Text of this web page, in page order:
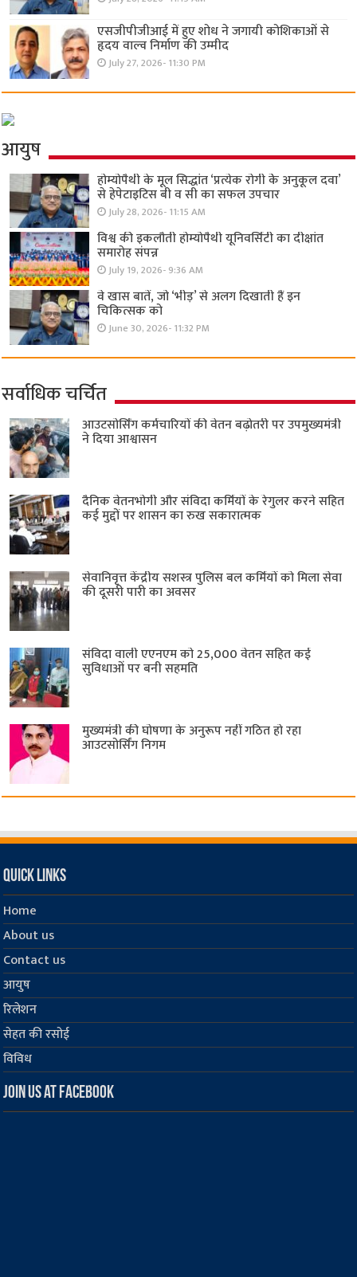
एसजीपीजीआई में हुए शोध ने जगायी कोशिकाओं से
हृदय वाल्व निर्माण की उम्मीद
July 27, 2026- 11:30 PM
आयुष
होम्योपैथी के मूल सिद्धांत ‘प्रत्येक रोगी केे अनुकूल दवा’
से हेपेटाइटिस बी व सी का सफल उपचार
July 28, 2026- 11:15 AM
विश्व की इकलौती होम्योपैथी यूनिवर्सिटी का दीक्षांत
समारोह संपन्न
July 19, 2026- 9:36 AM
वे खास बातें, जो ‘भीड़’ से अलग दिखाती हैं इन
चिकित्सक को
June 30, 2026- 11:32 PM
सर्वाधिक चर्चित
आउटसोर्सिंग कर्मचारियों की वेतन बढ़ोतरी पर उपमुख्यमंत्री
ने दिया आश्वासन
दैनिक वेतनभोगी और संविदा कर्मियों के रेगुलर करने सहित
कई मुद्दों पर शासन का रुख सकारात्मक
सेवानिवृत्त केंद्रीय सशस्त्र पुलिस बल ​कर्मियों को मिला सेवा
की दूसरी पारी का अवसर
संविदा वाली एएनएम को 25,000 वेतन सहित कई
सुविधाओं पर बनी सहमति
मुख्यमंत्री की घोषणा के अनुरूप नहीं गठित हो रहा
आउटसोर्सिंग निगम
Quick Links
Home
About us
Contact us
आयुष
रिलेशन
सेहत की रसोई
विविध
Join us at Facebook